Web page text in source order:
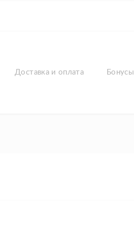
Доставка и оплата Бонусы